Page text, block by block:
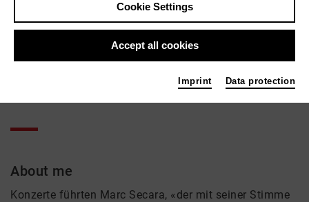
Music, Theatre
Active in the network
About me
Konzerte führten Marc Secara, «der mit seiner Stimme
Cookie Settings
Accept all cookies
Imprint Data protection